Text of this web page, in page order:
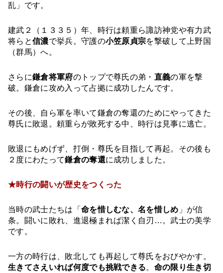
乱」です。
建武２（１３３５）年、時行は頼重ら諏訪神党や有力武
将らと信濃で挙兵。守護の小笠原貞宗を撃破して上野国
（群馬）へ。
さらに鎌倉将軍府のトップで尊氏の弟・ 直義の軍を撃
破。鎌倉に攻め入って占拠に成功したんです。
その後、自ら軍を率いて鎌倉の奪還のためにやってきた
尊氏に敗退。頼重らが敗死する中、時行は見事に逃亡。
敗退にもめげず、打倒・尊氏を目指して再起。その後も
２度にわたって鎌倉の奪還に成功しました。
★時行の闘いが歴史をつくった
当時の武士たちは「 命を惜しむな、名を惜しめ 」が信
条。闘いに敗れ、進退極まれば潔く自刃…。武士の美学
です。
一方の時行は、敗北しても再起して尊氏をおびやかす。
生きてさえいれば何度でも挑戦できる。 命の限り生き切